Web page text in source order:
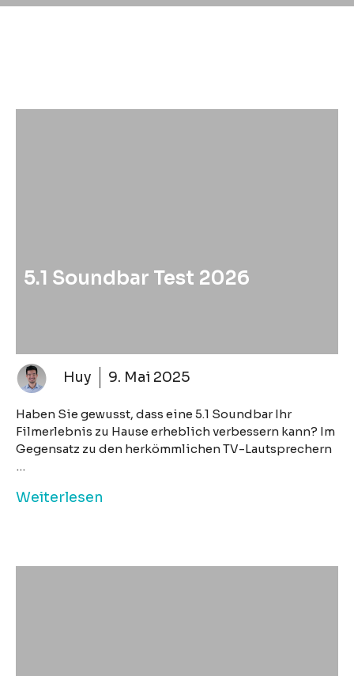
5.1 Soundbar Test 2026
Huy 9. Mai 2025
Haben Sie gewusst, dass eine 5.1 Soundbar Ihr
Filmerlebnis zu Hause erheblich verbessern kann? Im
Gegensatz zu den herkömmlichen TV-Lautsprechern
…
Weiterlesen